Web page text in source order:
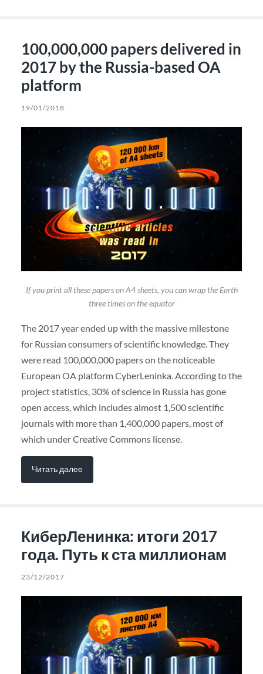
100,000,000 papers delivered in
2017 by the Russia-based OA
platform
19/01/2018
If you print all these papers on A4 sheets, you can wrap the Earth
three times on the equator
The 2017 year ended up with the massive milestone
for Russian consumers of scientific knowledge. They
were read 100,000,000 papers on the noticeable
European OA platform CyberLeninka. According to the
project statistics, 30% of science in Russia has gone
open access, which includes almost 1,500 scientific
journals with more than 1,400,000 papers, most of
which under Creative Commons license.
Читать далее
КиберЛенинка: итоги 2017
года. Путь к ста миллионам
23/12/2017